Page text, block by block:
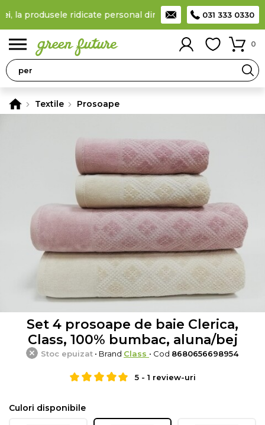
produsele ridicate personal din locker Taxă de livrare 11,99
031 333 0330
0
Textile Prosoape
Set 4 prosoape de baie Clerica,
Class, 100% bumbac, aluna/bej
Stoc epuizat • Brand Class • Cod 8680656698954
5- 1 review-uri
Culori disponibile